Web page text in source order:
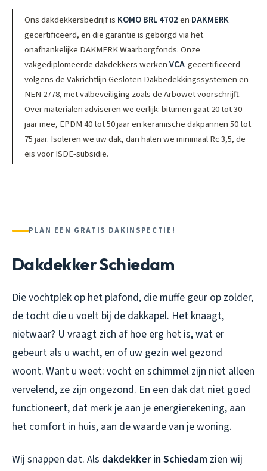
Ons dakdekkersbedrijf is KOMO BRL 4702en DAKMERK
gecertificeerd, en die garantie is geborgd via het
onafhankelijke DAKMERK Waarborgfonds. Onze
vakgediplomeerde dakdekkers werkenVCA-gecertificeerd
volgens de Vakrichtlijn Gesloten Dakbedekkingssystemen en
NEN 2778, met valbeveiliging zoals de Arbowet voorschrijft.
Over materialen adviseren we eerlijk: bitumen gaat 20 tot 30
jaar mee, EPDM 40 tot 50 jaar en keramische dakpannen 50 tot
75 jaar. Isoleren we uw dak, dan halen we minimaal Rc 3,5, de
eis voor ISDE-subsidie.
PLAN EEN GRATIS DAKINSPECTIE!
Dakdekker Schiedam
Die vochtplek op het plafond, die muffe geur op zolder,
de tocht die u voelt bij de dakkapel. Het knaagt,
nietwaar? U vraagt zich af hoe erg het is, wat er
gebeurt als u wacht, en of uw gezin wel gezond
woont. Want u weet: vocht en schimmel zijn niet alleen
vervelend, ze zijn ongezond. En een dak dat niet goed
functioneert, dat merk je aan je energierekening, aan
het comfort in huis, aan de waarde van je woning.
Wij snappen dat. Als dakdekker in Schiedam zien wij